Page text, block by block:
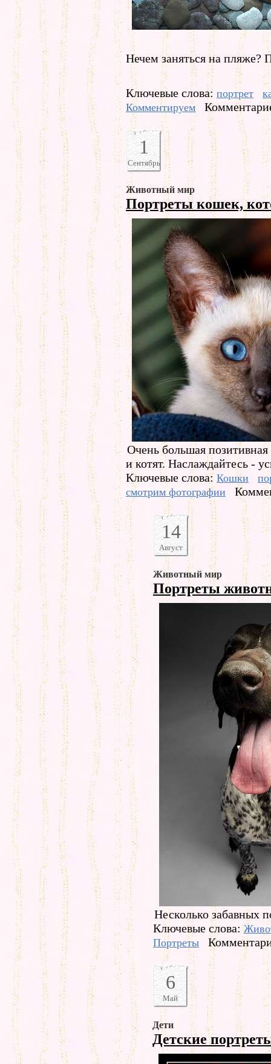
Нечем заняться на пляже?
Ключевые слова: портрет
Комментируем
1
Сентябрь
Животный мир
Портреты кошек,
Очень большая
и котят. Наслаждайтесь -
Ключевые слова: Кошки
смотрим фотографии
14
Август
Животный мир
Портреты
Несколько забавных
Ключевые слова:
Портреты
6
Май
Дети
Детские